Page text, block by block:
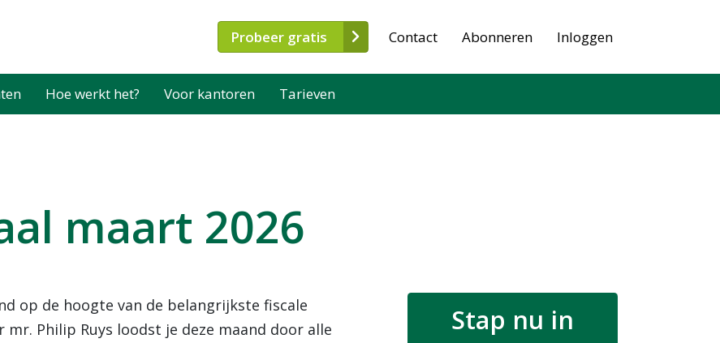
Probeer gratis Contact Abonneren Inloggen
Hoe werkt het? Voor kantoren Tarieven
maart 2026
Stap nu in
op de hoogte van de belangrijkste fiscale
Philip Ruys loodst je deze maand door alle